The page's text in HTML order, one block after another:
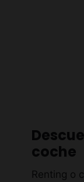
coche
Renting o